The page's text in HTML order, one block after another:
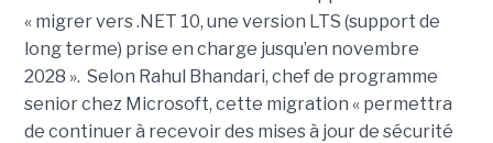
« migrer vers .NET 10, une version LTS (support de
long terme) prise en charge jusqu’en novembre
2028 ». Selon Rahul Bhandari, chef de programme
senior chez Microsoft, cette migration « permettra
de continuer à recevoir des mises à jour de sécurité